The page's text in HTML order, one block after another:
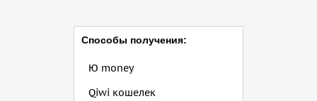
Способы получения:
Ю money
Qiwi кошелек